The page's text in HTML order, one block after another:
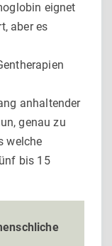
eignet
aber es
anhaltender
genau zu
welche
bis 15